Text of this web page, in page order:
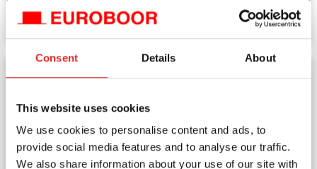
Consent Details About
This website uses cookies
We use cookies to personalise content and ads, to
provide social media features and to analyse our traffic.
We also share information about your use of our site with
Wie hat Kundenfeedback zur
ECO.40S+/M geführt? Gute Frage.
Unser CEO Albert Koster hat dazu eine
starke Geschichte. Die ECO.40S+/M
Brücken-Magnetkernbohrmaschine
wurde gezielt für Brückenbauer
entwickelt